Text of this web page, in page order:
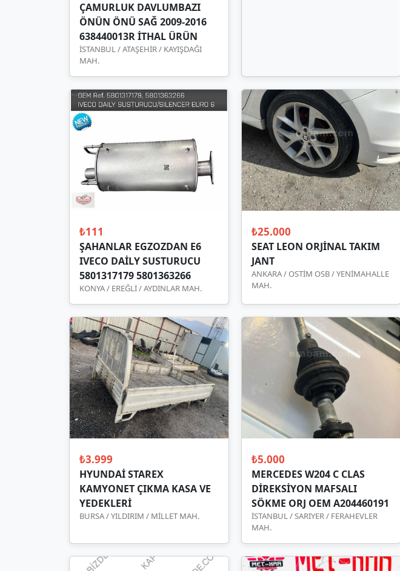
ÇAMURLUK DAVLUMBAZI
ÖNÜN ÖNÜ SAĞ 2009-2016
638440013R İTHAL ÜRÜN
İSTANBUL / ATAŞEHİR / KAYIŞDAĞI
MAH.
₺111
ŞAHANLAR EGZOZDAN E6
IVECO DAİLY SUSTURUCU
5801317179 5801363266
KONYA / EREĞLİ / AYDINLAR MAH.
₺25.000
SEAT LEON ORJİNAL TAKIM
JANT
ANKARA / OSTİM OSB / YENİMAHALLE
MAH.
₺3.999
HYUNDAİ STAREX
KAMYONET ÇIKMA KASA VE
YEDEKLERİ
BURSA / YILDIRIM / MİLLET MAH.
₺5.000
MERCEDES W204 C CLAS
DİREKSİYON MAFSALI
SÖKME ORJ OEM A204460191
İSTANBUL / SARIYER / FERAHEVLER
MAH.